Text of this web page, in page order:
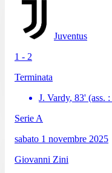
Juventus
1 - 2
Terminata
J. Vardy, 83' (ass. :
Serie A
sabato 1 novembre 2025
Giovanni Zini